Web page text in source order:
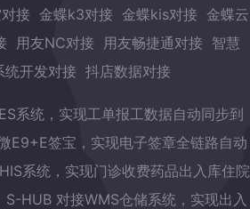
接 金蝶k3对接 金蝶kis对接 金蝶云
用友NC对接 用友畅捷通对接 智慧
统开发对接 抖店数据对接
系统，实现工单报工数据自动同步到
E9+E签宝，实现电子签章全链路自动
系统，实现门诊收费药品出入库住院
S-HUB 对接WMS仓储系统，实现出入